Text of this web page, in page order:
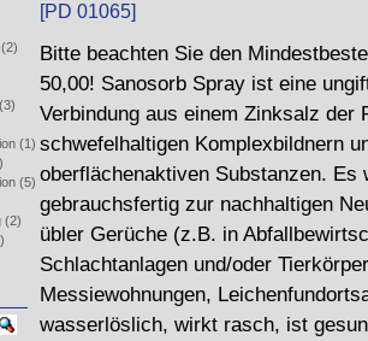
[PD 01065]
Bitte beachten Sie den
50,00! Sanosorb Spray ist eine
Verbindung aus einem Zinksalz der
schwefelhaltigen Komplexbildnern
oberflächenaktiven Substanzen. Es
gebrauchsfertig zur nachhaltigen
übler Gerüche (z.B. in
Schlachtanlagen und/oder
Messiewohnungen,
wasserlöslich, wirkt rasch, ist
(2)
(3)
(1)
(5)
(2)